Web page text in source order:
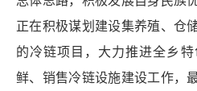
正在积极谋划建设集养殖、仓
的冷链项目，大力推进全乡
鲜、销售冷链设施建设工作，